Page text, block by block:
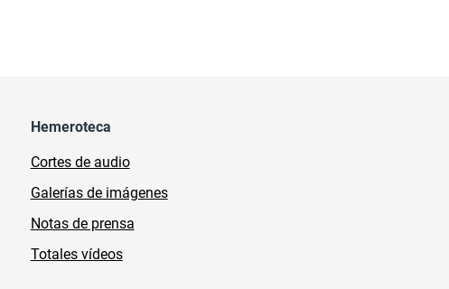
Hemeroteca
Cortes de audio
Galerías de imágenes
Notas de prensa
Totales vídeos